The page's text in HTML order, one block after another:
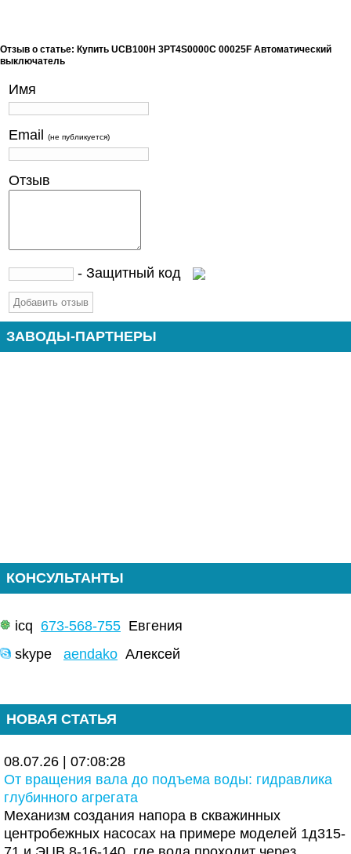
Отзыв о статье: Купить UCB100H 3PT4S0000C 00025F Автоматический
выключатель
Имя
Email (не публикуется)
Отзыв
- Защитный код
ЗАВОДЫ-ПАРТНЕРЫ
КОНСУЛЬТАНТЫ
icq 673-568-755 Евгения
skype aendako Алексей
НОВАЯ СТАТЬЯ
08.07.26 | 07:08:28
От вращения вала до подъема воды: гидравлика
глубинного агрегата
Механизм создания напора в скважинных
центробежных насосах на примере моделей 1д315-